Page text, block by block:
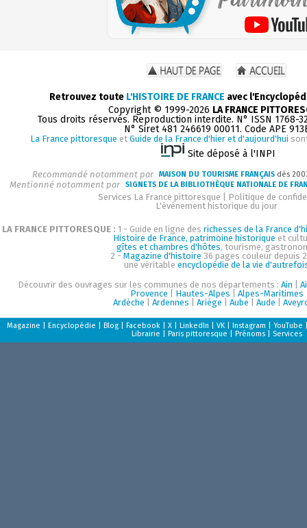
Retrouvez toute L'HISTOIRE DE FRANCE avec
Copyright © 1999-2026 LA FRANCE
Tous droits réservés. Reproduction interdite. N° ISSN 1768-
N° Siret 481 246619 00011. Code APE
La France pittoresque et Guide de la France d'hier et d'aujourd'hui
Site déposé à l'INPI
Recommandé notamment par MAISON DU TOURISME FRANÇAIS dès
Mentionné notamment par SIGNETS DE LA BIBLIOTHÈQUE NATIONALE DE
Services La France pittoresque
Politique de
L'événement historique du jour
LA FRANCE PITTORESQUE : 1 - Guide en ligne des richesses de la France
Histoire de France, patrimoine historique et
gîtes et chambres d'hôtes, tourisme,
2 - Magazine d'histoire 36 pages couleur depuis
une véritable encyclopédie de la vie
Découvrir des ouvrages sur les communes de nos départements : Ain
Provence
Hautes-Alpes
Alpes-Maritimes
Ardèche
Ardennes Ariège Aube Aude
Magazine Encyclopédie Blog| Facebook| X| LinkedIn VK| Instagram YouTube
Librairie
Paris pittoresque Prénoms| Services